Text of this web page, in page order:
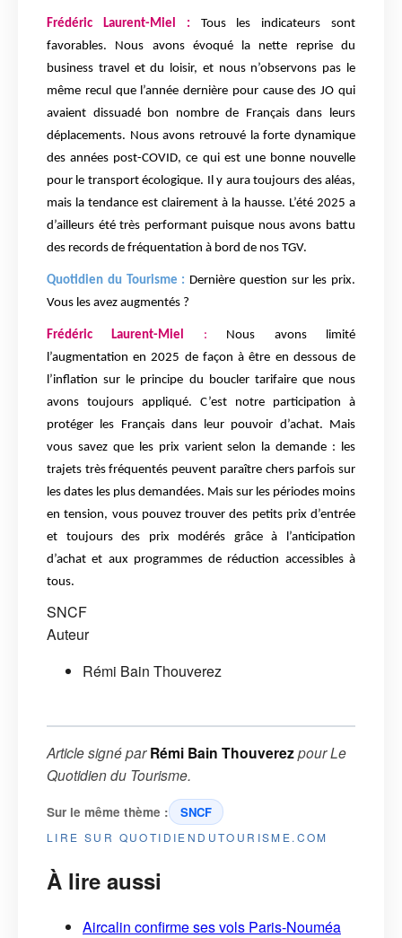
Frédéric Laurent-Miel :
Tous les indicateurs sont
favorables. Nous avons évoqué la nette reprise du
business travel et du loisir, et nous n’observons pas le
même recul que l’année dernière pour cause des JO qui
avaient dissuadé bon nombre de Français dans leurs
déplacements. Nous avons retrouvé la forte dynamique
des années post-COVID, ce qui est une bonne nouvelle
pour le transport écologique. Il y aura toujours des aléas,
mais la tendance est clairement à la hausse. L’été 2025 a
d’ailleurs été très performant puisque nous avons battu
des records de fréquentation à bord de nos TGV.
Quotidien du Tourisme : Dernière question sur les prix.
Vous les avez augmentés ?
Frédéric Laurent-Miel : Nous avons limité
l’augmentation en 2025 de façon à être en dessous de
l’inflation sur le principe du boucler tarifaire que nous
avons toujours appliqué. C’est notre participation à
protéger les Français dans leur pouvoir d’achat. Mais
vous savez que les prix varient selon la demande : les
trajets très fréquentés peuvent paraître chers parfois sur
les dates les plus demandées. Mais sur les périodes moins
en tension, vous pouvez trouver des petits prix d’entrée
et toujours des prix modérés grâce à l’anticipation
d’achat et aux programmes de réduction accessibles à
tous.
SNCF
Auteur
Rémi Bain Thouverez
Article signé parRémi Bain ThouverezpourLe
Quotidien du Tourisme.
Sur le même thème : SNCF
LIRE SUR QUOTIDIENDUTOURISME.COM
À lire aussi
Aircalin confirme ses vols Paris-Nouméa